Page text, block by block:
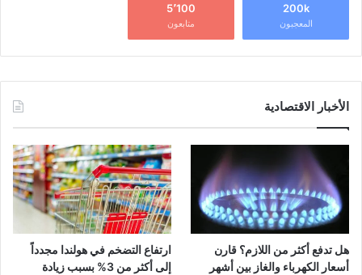
200k
المعجبون
5٬100
متابعون
الأخبار الاقتصادية
هل تدفع أكثر من اللازم؟ قارن
أسعار الكهرباء والغاز بين أشهر
ارتفاع التضخم في هولندا مجدداً
إلى أكثر من 3% بسبب زيادة